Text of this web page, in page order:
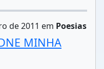
de 2011 em Poesias
MINHA